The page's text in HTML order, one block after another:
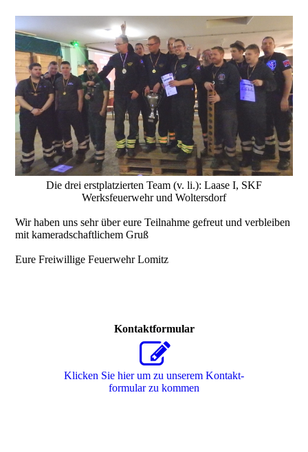
Die drei erstplatzierten Team (v. li.): Laase I, SKF
Werksfeuerwehr und Woltersdorf
Wir haben uns sehr über eure Teilnahme gefreut und verbleiben
mit kameradschaftlichem Gruß
Eure Freiwillige Feuerwehr Lomitz
Kontaktformular
Klicken Sie hier um zu unserem Kon­takt­
for­mu­lar zu kommen